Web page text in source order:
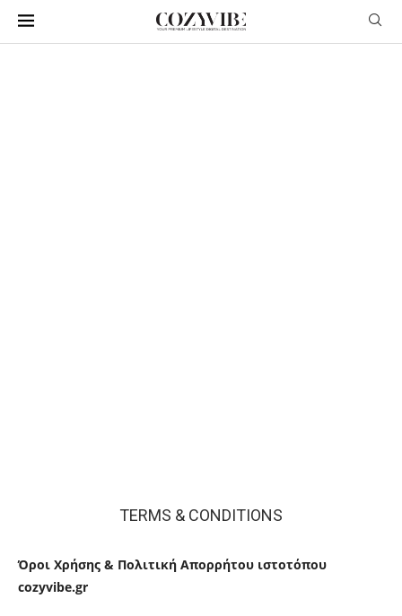
TERMS & CONDITIONS
Όροι Χρήσης & Πολιτική Απορρήτου ιστοτόπου
cozyvibe.gr